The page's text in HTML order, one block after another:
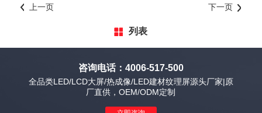
上一页
列表
下一页
咨询电话：4006-517-500
全品类LED/LCD大屏/热成像/LED建材纹理屏源头厂家|原
厂直供，OEM/ODM定制